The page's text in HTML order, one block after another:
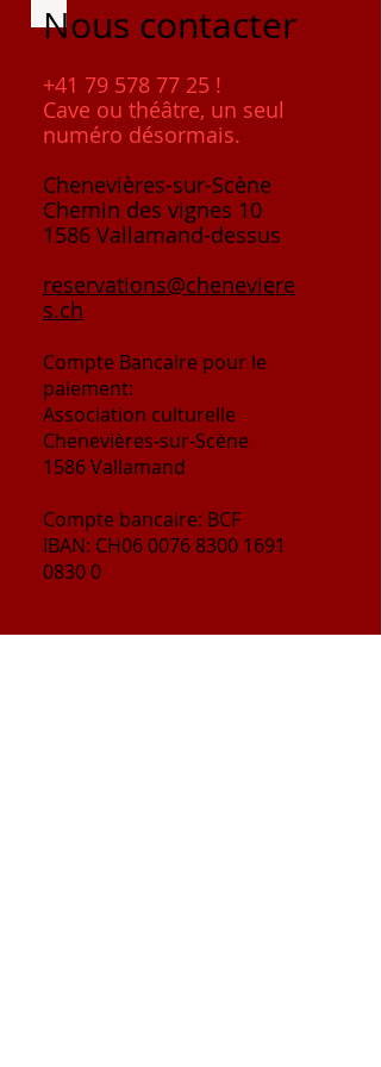
Nous contacter
+41 79 578 77 25 !
Cave ou théâtre, un seul
numéro désormais.
Chenevières-sur-Scène
Chemin des vignes 10
1586 Vallamand-dessus
reservations@cheneviere
s.ch
Compte Bancaire pour le
paiement:
Association culturelle
Chenevières-sur-Scène
1586 Vallamand
Compte bancaire: BCF
IBAN: CH060076 8300 1691
0830 0